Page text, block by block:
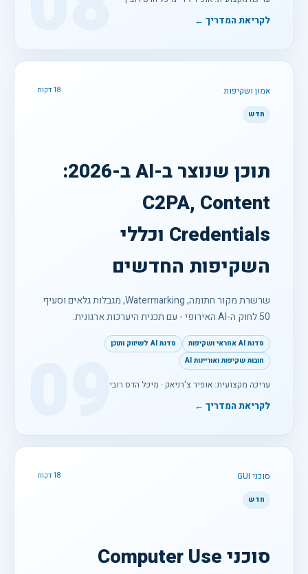
לקריאת המדריך ←
אמון ושקיפות 18 דקות
חדש
תוכן שנוצר ב-AI ב-2026:
C2PA, Content
Credentials וכללי
השקיפות החדשים
שרשרת מקור חתומה, Watermarking, מגבלות גלאים וסעיף
50 לחוק ה-AI האירופי - עם תכנית היערכות ארגונית.
סדנת AI אחראי ושקיפות
סדנת AI לשיווק ותוכן
חובות שקיפות ואוריינות AI
עריכה מקצועית: אופיר צ'רניאק · מיכל הדס רובין
לקריאת המדריך ← 09
סוכני GUI 18 דקות
חדש
סוכני Computer Use